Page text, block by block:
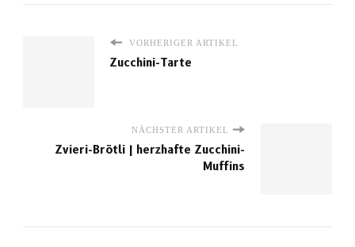
VORHERIGER ARTIKEL
Zucchini-Tarte
NÄCHSTER ARTIKEL
Zvieri-Brötli | herzhafte Zucchini-
Muffins